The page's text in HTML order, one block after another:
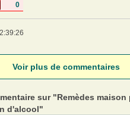
0
Voir plus de commentaires
sur "Remèdes maison
d'alcool"